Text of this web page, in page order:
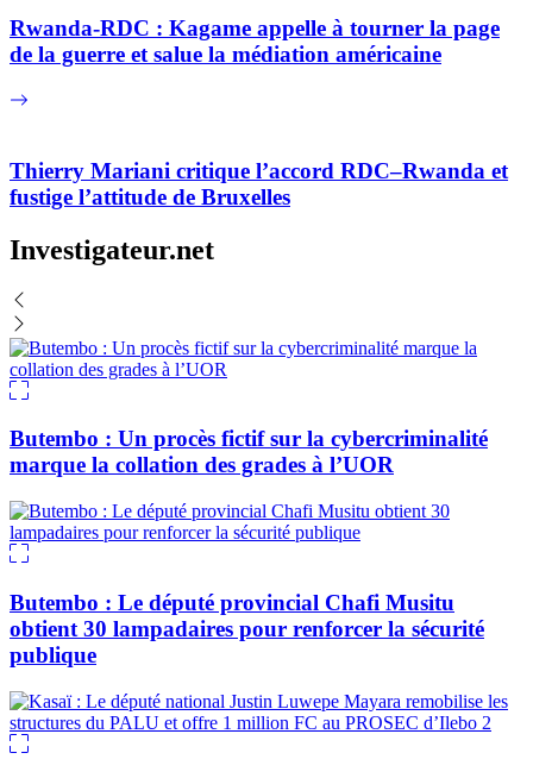
Rwanda-RDC : Kagame appelle à tourner la page
de la guerre et salue la médiation américaine
Thierry Mariani critique l’accord RDC–Rwanda et
fustige l’attitude de Bruxelles
Investigateur.net
Butembo : Un procès fictif sur la cybercriminalité
marque la collation des grades à l’UOR
Butembo : Le député provincial Chafi Musitu
obtient 30 lampadaires pour renforcer la sécurité
publique